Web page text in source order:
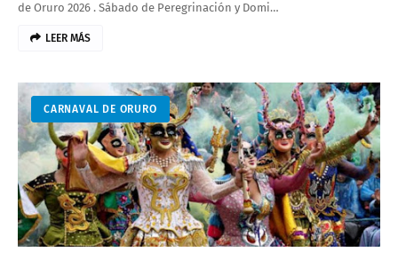
de Oruro 2026 . Sábado de Peregrinación y Domi…
LEER MÁS
CARNAVAL DE ORURO